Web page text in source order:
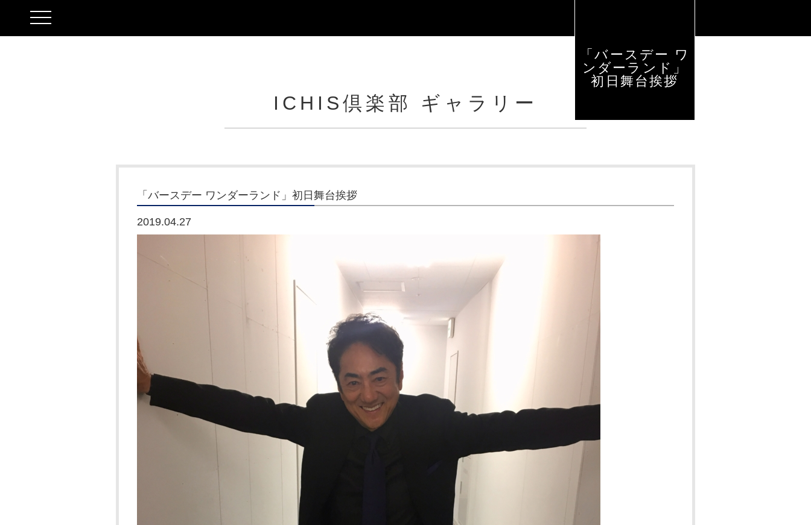
toggle
navigation
「バースデー ワ
ンダーランド」
初日舞台挨拶
ICHIS倶楽部 ギャラリー
「バースデー ワンダーランド」初日舞台挨拶
2019.04.27